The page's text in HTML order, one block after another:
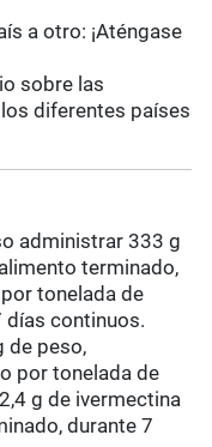
a otro: ¡Aténgase
sobre las
diferentes países
administrar 333 g
terminado,
tonelada de
días continuos.
de peso,
por tonelada de
g de ivermectina
durante 7